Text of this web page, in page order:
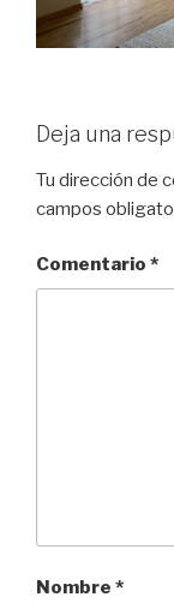
Deja una
Tu dirección de
campos
Comentario *
Nombre *